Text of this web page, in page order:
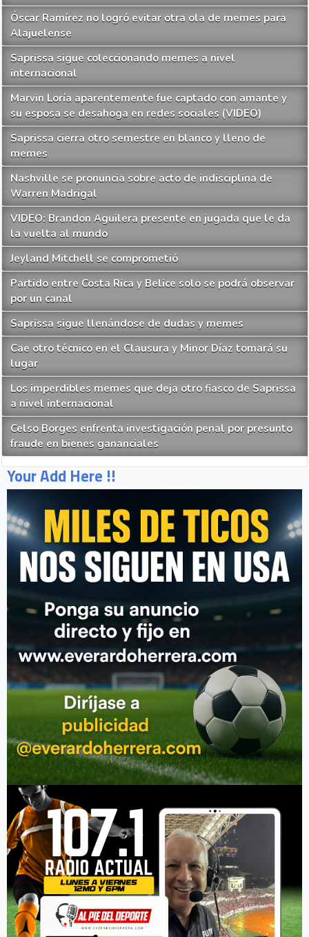
Óscar Ramírez no logró evitar otra ola de memes para
Alajuelense
Saprissa sigue coleccionando memes a nivel
internacional
Marvin Loría aparentemente fue captado con amante y
su esposa se desahoga en redes sociales (VIDEO)
Saprissa cierra otro semestre en blanco y lleno de
memes
Nashville se pronuncia sobre acto de indisciplina de
Warren Madrigal
VIDEO: Brandon Aguilera presente en jugada que le da
la vuelta al mundo
Jeyland Mitchell se comprometió
Partido entre Costa Rica y Belice solo se podrá observar
por un canal
Saprissa sigue llenándose de dudas y memes
Cae otro técnico en el Clausura y Minor Díaz tomará su
lugar
Los imperdibles memes que deja otro fiasco de Saprissa
a nivel internacional
Celso Borges enfrenta investigación penal por presunto
fraude en bienes gananciales
Your Add Here !!